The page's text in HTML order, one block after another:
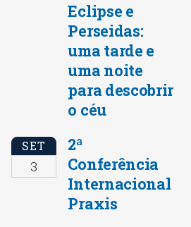
Eclipse e
Perseidas:
uma tarde e
uma noite
para descobrir
o céu
SET
3
2ª
Conferência
Internacional
Praxis